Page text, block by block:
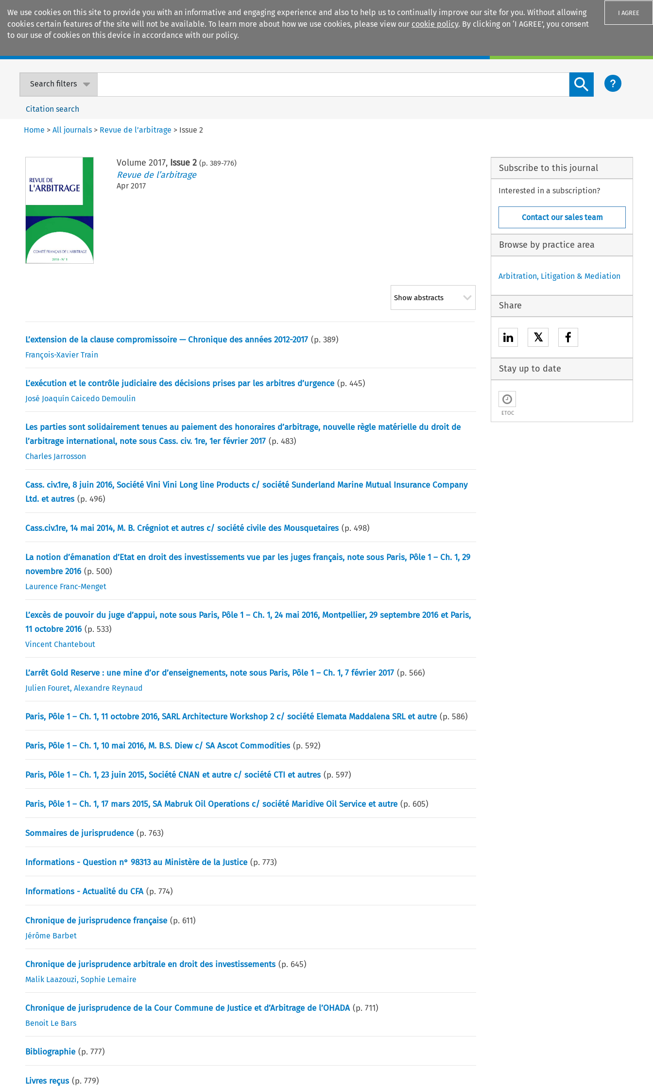
We use cookies on this site to provide you with an informative and engaging experience and also to help us to continually improve our site for you. Without allowing
cookies certain features of the site will not be available. To learn more about how we use cookies, please view our cookie policy. By clicking on ‘I AGREE’, you consent
to our use of cookies on this device in accordance with our policy.
I AGREE
Search filters
Search content button
Citation search
Home >All journals > Revue de l’arbitrage > Issue 2
Volume 2017, Issue 2 (p. 389-776)
Revue de l’arbitrage
Apr 2017
Show abstracts
L’extension de la clause compromissoire — Chronique des années 2012-2017 (p.389)
François-Xavier Train
L’exécution et le contrôle judiciaire des décisions prises par les arbitres d’urgence (p.445)
José Joaquín Caicedo Demoulin
Les parties sont solidairement tenues au paiement des honoraires d’arbitrage, nouvelle règle matérielle du droit de
l’arbitrage international, note sous Cass. civ. 1re, 1er février 2017 (p.483)
Charles Jarrosson
Cass. civ.1re, 8 juin 2016, Société Vini Vini Long line Products c/ société Sunderland Marine Mutual Insurance Company
Ltd. et autres (p.496)
Cass.civ.1re, 14 mai 2014, M. B. Crégniot et autres c/ société civile des Mousquetaires (p.498)
La notion d’émanation d’Etat en droit des investissements vue par les juges français, note sous Paris, Pôle 1 – Ch. 1, 29
novembre 2016 (p.500)
Laurence Franc-Menget
L’excès de pouvoir du juge d’appui, note sous Paris, Pôle 1 – Ch. 1, 24 mai 2016, Montpellier, 29 septembre 2016 et Paris,
11 octobre 2016 (p.533)
Vincent Chantebout
L’arrêt Gold Reserve : une mine d’or d’enseignements, note sous Paris, Pôle 1 – Ch. 1, 7 février 2017 (p.566)
Julien Fouret,Alexandre Reynaud
Paris, Pôle 1 – Ch. 1, 11 octobre 2016, SARL Architecture Workshop 2 c/ société Elemata Maddalena SRL et autre (p.586)
Paris, Pôle 1 – Ch. 1, 10 mai 2016, M. B.S. Diew c/ SA Ascot Commodities (p.592)
Paris, Pôle 1 – Ch. 1, 23 juin 2015, Société CNAN et autre c/ société CTI et autres (p.597)
Paris, Pôle 1 – Ch. 1, 17 mars 2015, SA Mabruk Oil Operations c/ société Maridive Oil Service et autre (p. 605)
Sommaires de jurisprudence (p.763)
Informations - Question n° 98313 au Ministère de la Justice (p.773)
Informations - Actualité du CFA (p.774)
Chronique de jurisprudence française (p. 611)
Jérôme Barbet
Chronique de jurisprudence arbitrale en droit des investissements (p. 645)
Malik Laazouzi,Sophie Lemaire
Chronique de jurisprudence de la Cour Commune de Justice et d’Arbitrage de l’OHADA (p.711)
Benoit Le Bars
Bibliographie (p.777)
Livres reçus (p.779)
Subscribe to this journal
Interested in a subscription?
Contact our sales team
Browse by practice area
Arbitration, Litigation & Mediation
Share
𝕏
Stay up to date
ETOC